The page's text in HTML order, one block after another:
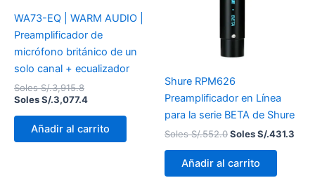
WA73-EQ | WARM AUDIO |
Preamplificador de
micrófono británico de un
solo canal + ecualizador
Soles S/.3,915.8
Soles S/.3,077.4
Añadir al carrito
Shure RPM626
Preamplificador en Línea
para la serie BETA de Shure
Soles S/.552.0Soles S/.431.3
Añadir al carrito